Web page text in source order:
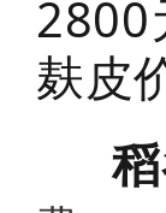
麸皮
稻